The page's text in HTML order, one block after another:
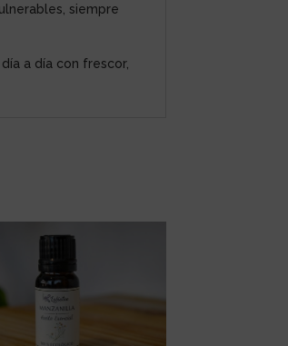
siempre
a día con frescor,